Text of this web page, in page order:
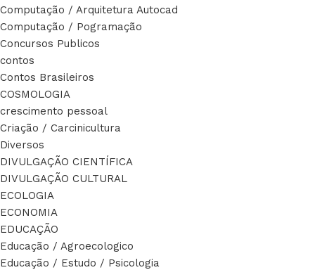
Computação / Arquitetura Autocad
Computação / Pogramação
Concursos Publicos
contos
Contos Brasileiros
COSMOLOGIA
crescimento pessoal
Criação / Carcinicultura
Diversos
DIVULGAÇÃO CIENTÍFICA
DIVULGAÇÃO CULTURAL
ECOLOGIA
ECONOMIA
EDUCAÇÃO
Educação / Agroecologico
Educação / Estudo / Psicologia